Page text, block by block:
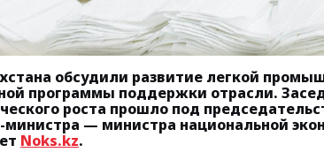
обсудили развитие легкой
программы поддержки отрасли.
роста прошло под
— министра национальной
Noks.kz.